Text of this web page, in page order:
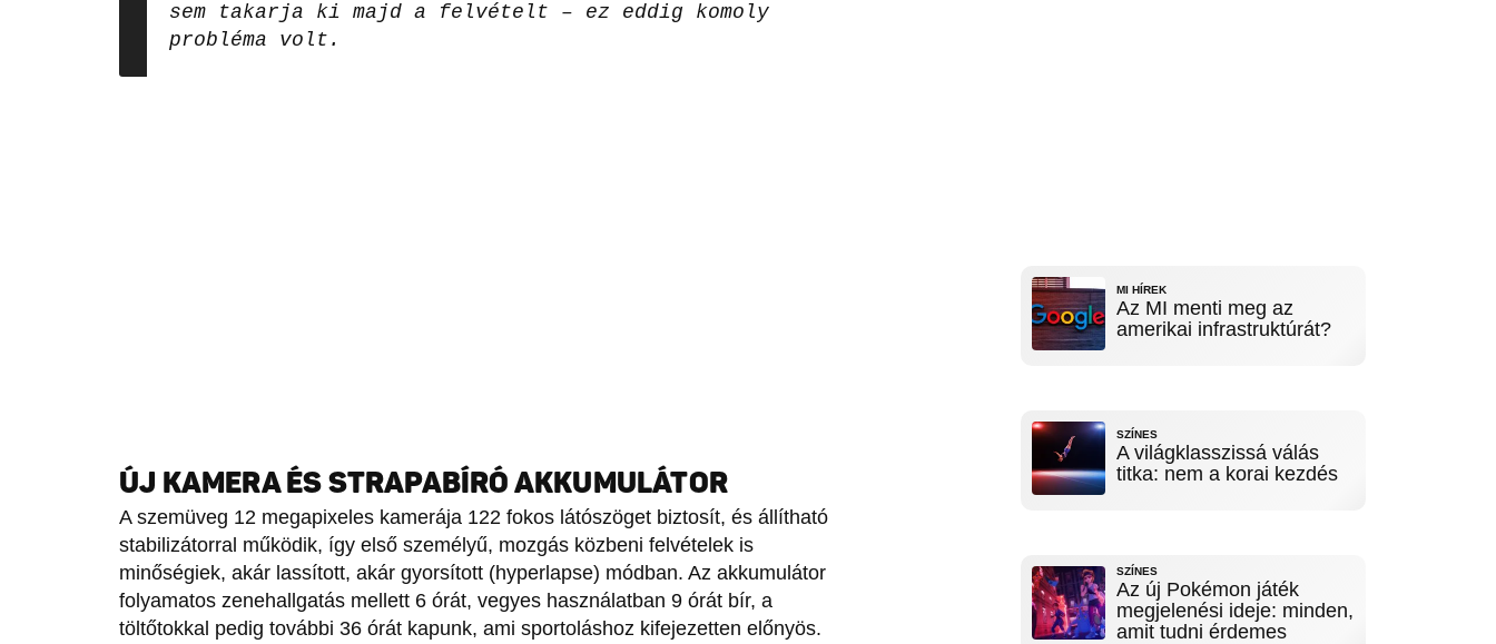
sem takarja ki majd a felvételt – ez eddig komoly
probléma volt.
ÚJ KAMERA ÉS STRAPABÍRÓ AKKUMULÁTOR
A szemüveg 12 megapixeles kamerája 122 fokos látószöget biztosít, és állítható
stabilizátorral működik, így első személyű, mozgás közbeni felvételek is
minőségiek, akár lassított, akár gyorsított (hyperlapse) módban. Az akkumulátor
folyamatos zenehallgatás mellett 6 órát, vegyes használatban 9 órát bír, a
töltőtokkal pedig további 36 órát kapunk, ami sportoláshoz kifejezetten előnyös.
MI HÍREK
Az MI menti meg az
amerikai infrastruktúrát?
SZÍNES
A világklasszissá válás
titka: nem a korai kezdés
SZÍNES
Az új Pokémon játék
megjelenési ideje: minden,
amit tudni érdemes